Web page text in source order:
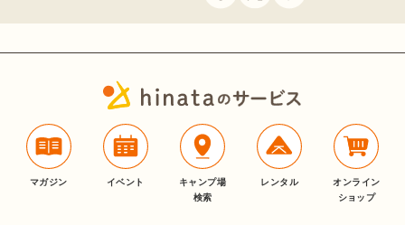
マガジン イベント
キャンプ場
検索
レンタル
オンライン
ショップ